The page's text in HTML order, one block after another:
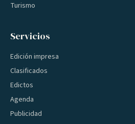
Turismo
Servicios
Edición impresa
Clasificados
Edictos
Agenda
Publicidad